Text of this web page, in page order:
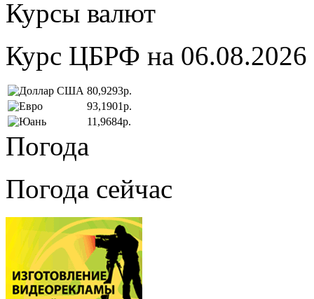
Курсы валют
Курс ЦБРФ на 06.08.2026
80,9293р.
93,1901р.
11,9684р.
Погода
Погода сейчас